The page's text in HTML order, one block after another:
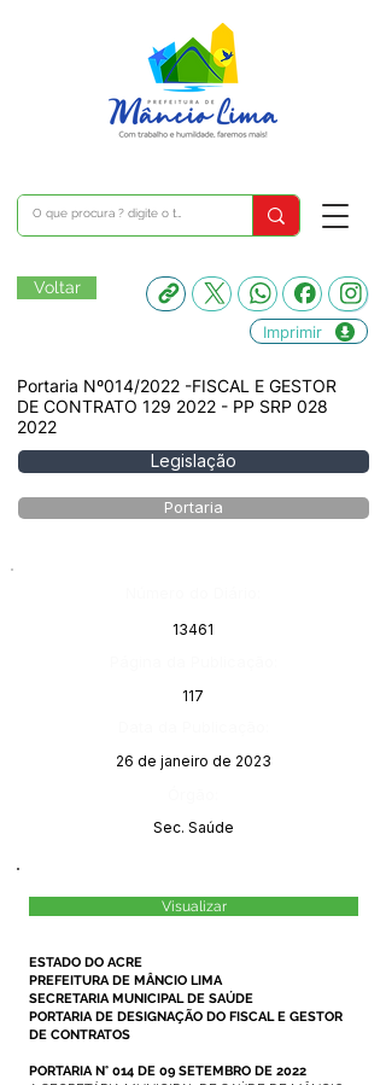
Voltar
Imprimir
Portaria Nº014/2022 -FISCAL E GESTOR
DE CONTRATO 129 2022 - PP SRP 028
2022
Legislação
Portaria
13461
117
26 de janeiro de 2023
Sec. Saúde
Visualizar
ESTADO DO ACRE
PREFEITURA DE MÂNCIO LIMA
SECRETARIA MUNICIPAL DE SAÚDE
PORTARIA DE DESIGNAÇÃO DO FISCAL E GESTOR
DE CONTRATOS
PORTARIA N° 014 DE 09 SETEMBRO DE 2022